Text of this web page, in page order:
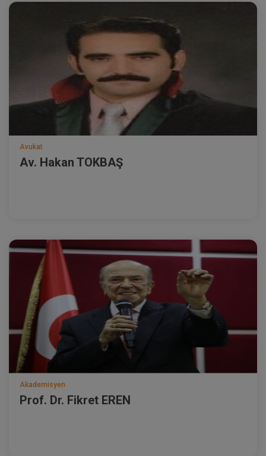
Avukat
Av. Hakan TOKBAŞ
Akademisyen
Prof. Dr. Fikret EREN